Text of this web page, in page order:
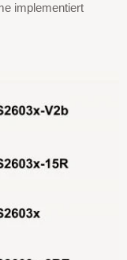
implementiert